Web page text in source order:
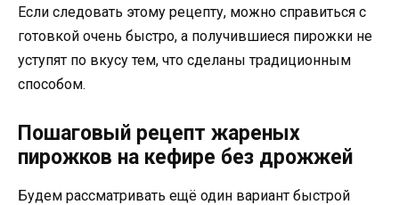
Если следовать этому рецепту, можно справиться с
готовкой очень быстро, а получившиеся пирожки не
уступят по вкусу тем, что сделаны традиционным
способом.
Пошаговый рецепт жареных
пирожков на кефире без дрожжей
Будем рассматривать ещё один вариант быстрой